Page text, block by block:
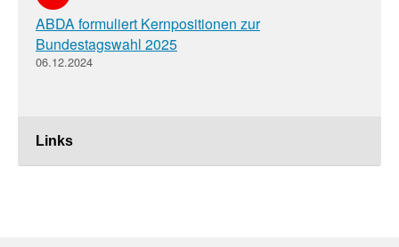
Links
ABDA formuliert Kernpositionen zur
Bundestagswahl 2025
06.12.2024